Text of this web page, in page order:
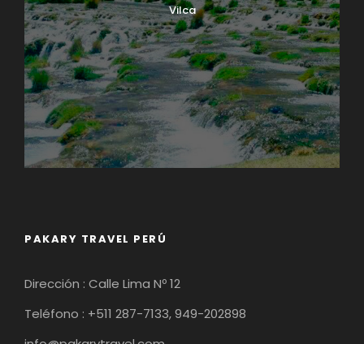
Vilca
PAKARY TRAVEL PERÚ
Dirección : Calle Lima Nº 12
Teléfono : +511 287-7133, 949-202898